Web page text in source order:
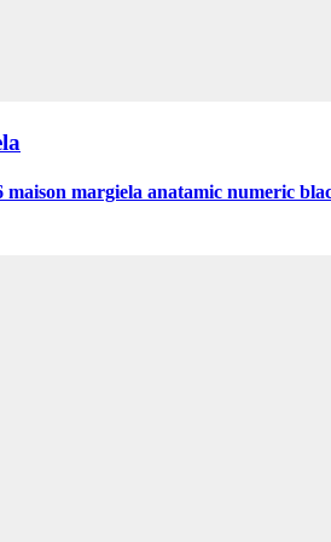
maison margiela anatamic numeric